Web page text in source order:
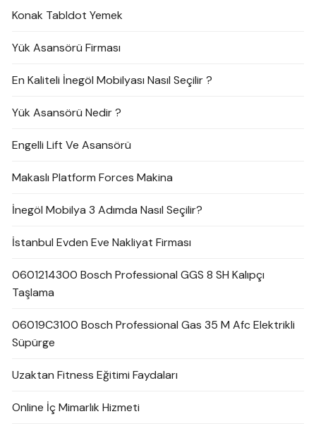
Konak Tabldot Yemek
Yük Asansörü Firması
En Kaliteli İnegöl Mobilyası Nasıl Seçilir ?
Yük Asansörü Nedir ?
Engelli Lift Ve Asansörü
Makaslı Platform Forces Makina
İnegöl Mobilya 3 Adımda Nasıl Seçilir?
İstanbul Evden Eve Nakliyat Firması
0601214300 Bosch Professional GGS 8 SH Kalıpçı
Taşlama
06019C3100 Bosch Professional Gas 35 M Afc Elektrikli
Süpürge
Uzaktan Fitness Eğitimi Faydaları
Online İç Mimarlık Hizmeti